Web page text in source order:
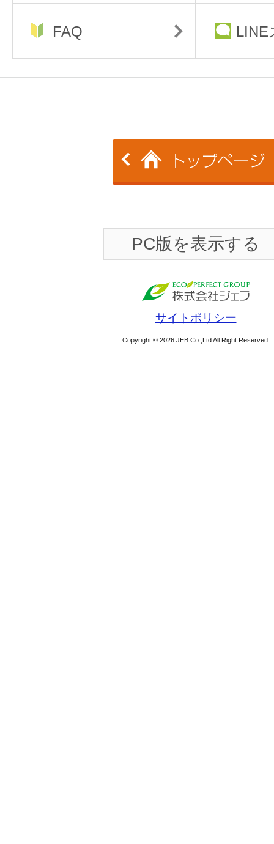
FAQ LINE
PC版を表示する
サイトポリシー
Copyright © 2026 JEB Co.,Ltd All Right Reserved.